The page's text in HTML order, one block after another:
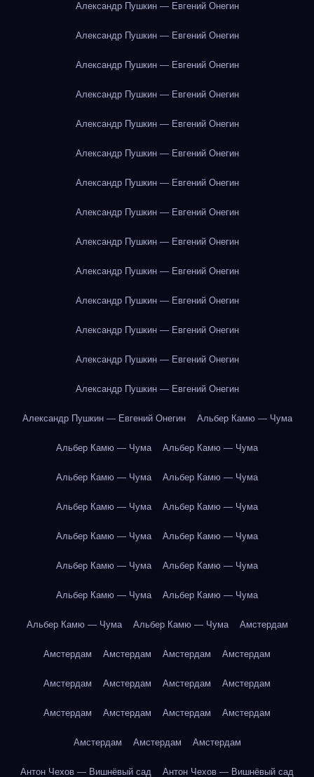
Александр Пушкин — Евгений Онегин
Александр Пушкин — Евгений Онегин
Александр Пушкин — Евгений Онегин
Александр Пушкин — Евгений Онегин
Александр Пушкин — Евгений Онегин
Александр Пушкин — Евгений Онегин
Александр Пушкин — Евгений Онегин
Александр Пушкин — Евгений Онегин
Александр Пушкин — Евгений Онегин
Александр Пушкин — Евгений Онегин
Александр Пушкин — Евгений Онегин
Александр Пушкин — Евгений Онегин
Александр Пушкин — Евгений Онегин
Александр Пушкин — Евгений Онегин
Александр Пушкин — Евгений Онегин Альбер Камю — Чума
Альбер Камю — Чума Альбер Камю — Чума
Альбер Камю — Чума Альбер Камю — Чума
Альбер Камю — Чума Альбер Камю — Чума
Альбер Камю — Чума Альбер Камю — Чума
Альбер Камю — Чума Альбер Камю — Чума
Альбер Камю — Чума Альбер Камю — Чума
Альбер Камю — Чума Альбер Камю — Чума Амстердам
Амстердам Амстердам Амстердам Амстердам
Амстердам Амстердам Амстердам Амстердам
Амстердам Амстердам Амстердам Амстердам
Амстердам Амстердам Амстердам
Антон Чехов — Вишнёвый сад Антон Чехов — Вишнёвый сад